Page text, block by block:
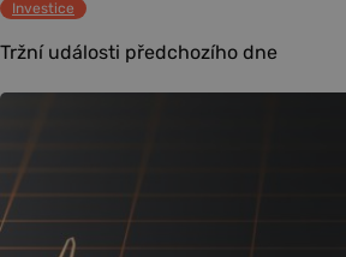
Investice
Tržní události předchozího dne